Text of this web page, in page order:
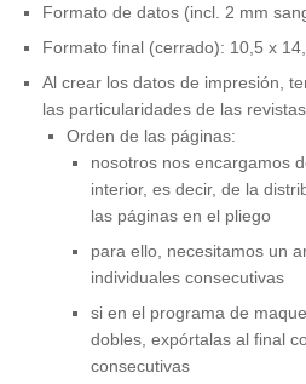
Formato de datos (incl. 2 mm
Formato final (cerrado): 10,5 x
Al crear los datos de impresión,
las particularidades de las
Orden de las páginas:
nosotros nos encargamos
interior, es decir, de la
las páginas en el pliego
para ello, necesitamos un
individuales consecutivas
si en el programa de
dobles, expórtalas al final
consecutivas